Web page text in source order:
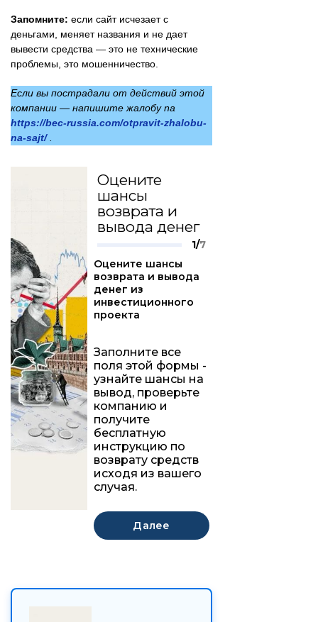
Запомните: если сайт исчезает с
деньгами, меняет названия и не дает
вывести средства — это не технические
проблемы, это мошенничество.
Если вы пострадали от действий этой
компании — напишите жалобу na
https://bec-russia.com/otpravit-zhalobu-
na-sajt/.
Оцените
шансы
возврата и
вывода денег
1/7
Оцените шансы
возврата и вывода
денег из
инвестиционного
проекта
Заполните все
поля этой формы -
узнайте шансы на
вывод, проверьте
компанию и
получите
бесплатную
инструкцию по
возврату средств
исходя из вашего
случая.